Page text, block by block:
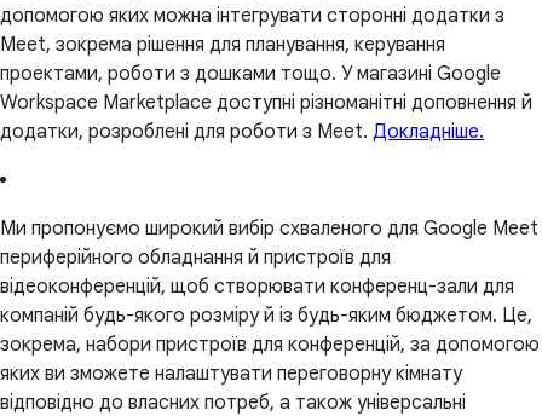
допомогою яких можна інтегрувати сторонні додатки з
Meet, зокрема рішення для планування, керування
проектами, роботи з дошками тощо. У магазині Google
Workspace Marketplace доступні різноманітні доповнення й
додатки, розроблені для роботи з Meet. Докладніше.
Ми пропонуємо широкий вибір схваленого для Google Meet
периферійного обладнання й пристроїв для
відеоконференцій, щоб створювати конференц-зали для
компаній будь-якого розміру й із будь-яким бюджетом. Це,
зокрема, набори пристроїв для конференцій, за допомогою
яких ви зможете налаштувати переговорну кімнату
відповідно до власних потреб, а також універсальні